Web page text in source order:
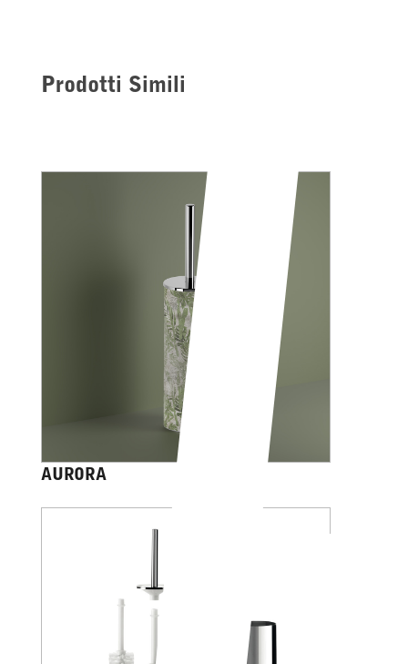
Prodotti Simili
AURORA